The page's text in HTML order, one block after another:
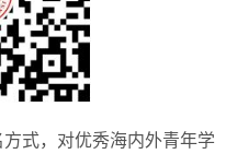
式，对优秀海内外青年学